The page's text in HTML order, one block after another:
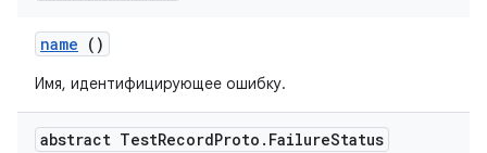
name ()
Имя, идентифицирующее ошибку.
abstract TestRecordProto . FailureStatus